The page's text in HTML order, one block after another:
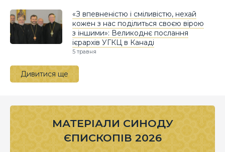
«З впевненістю і сміливістю, нехай
кожен з нас поділиться своєю вірою
з іншими»: Великоднє послання
ієрархів УГКЦ в Канаді
5 травня
Дивитися ще
МАТЕРІАЛИ СИНОДУ
ЄПИСКОПІВ 2026